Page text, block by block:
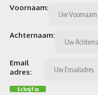
Voornaam:
Achternaam:
Email
adres: